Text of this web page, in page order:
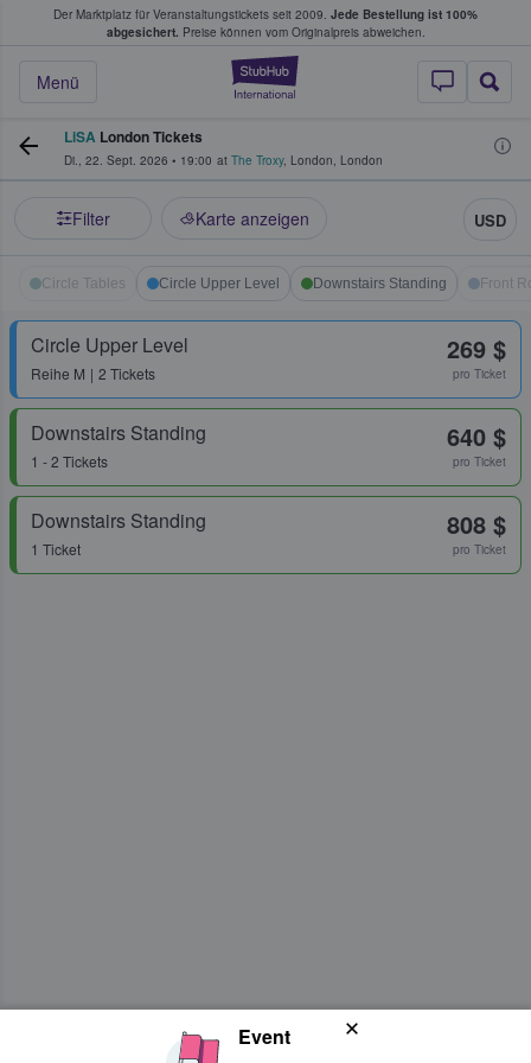
Der Marktplatz für Veranstaltungstickets seit 2009. Jede Bestellung ist 100%
abgesichert. Preise können vom Originalpreis abweichen.
StubHub - Wo
Menü
Tickets kaufen & verkaufen
LiSA London Tickets
Di., 22. Sept. 2026 • 19:00 at The Troxy, London, London
Filter Karte anzeigen USD
Circle Tables Circle Upper Level Downstairs Standing Front
Circle Upper Level
Reihe M 2 Tickets
269 $
pro Ticket
Downstairs Standing
1 - 2 Tickets
640 $
pro Ticket
Downstairs Standing
1 Ticket
808 $
pro Ticket
Event